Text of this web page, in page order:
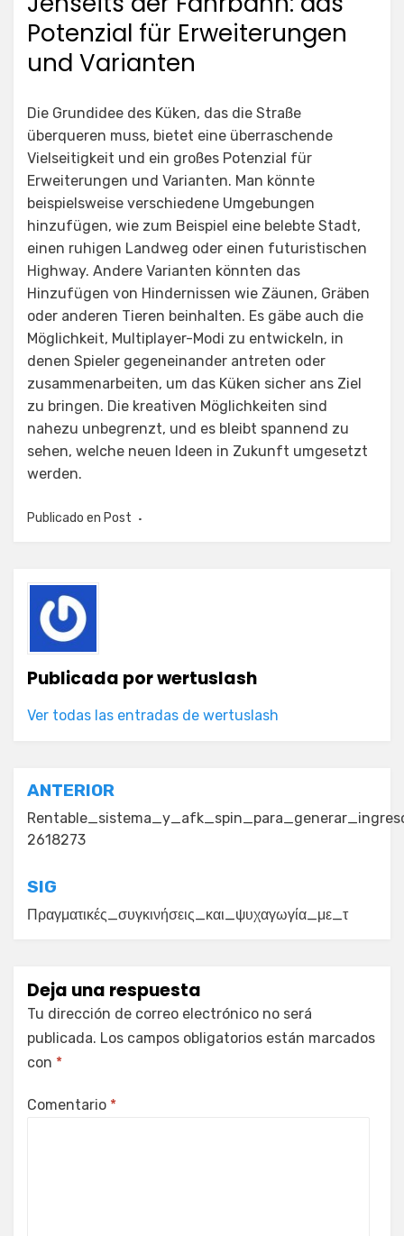
Potenzial für Erweiterungen
und Varianten
Die Grundidee des Küken, das die Straße
überqueren muss, bietet eine überraschende
Vielseitigkeit und ein großes Potenzial für
Erweiterungen und Varianten. Man könnte
beispielsweise verschiedene Umgebungen
hinzufügen, wie zum Beispiel eine belebte Stadt,
einen ruhigen Landweg oder einen futuristischen
Highway. Andere Varianten könnten das
Hinzufügen von Hindernissen wie Zäunen, Gräben
oder anderen Tieren beinhalten. Es gäbe auch die
Möglichkeit, Multiplayer-Modi zu entwickeln, in
denen Spieler gegeneinander antreten oder
zusammenarbeiten, um das Küken sicher ans Ziel
zu bringen. Die kreativen Möglichkeiten sind
nahezu unbegrenzt, und es bleibt spannend zu
sehen, welche neuen Ideen in Zukunft umgesetzt
werden.
Publicado en Post
Publicada porwertuslash
Ver todas las entradas de wertuslash
Navegación
de
entradas
ANTERIOR
2618273
SIG
Πραγματικές_συγκινήσεις_και_ψυχαγωγία_με_τ
Deja una respuesta
Tu dirección de correo electrónico no será
publicada. Los campos obligatorios están marcados
con *
Comentario *